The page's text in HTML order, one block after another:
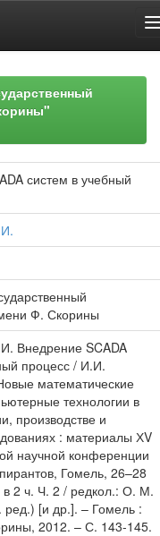
систем в учебный
Ф. Скорины
Внедрение SCADA
процесс / И.И.
математические
технологии в
производстве и
: материалы ХV
научной конференции
Гомель, 26–28
в 2 ч. Ч. 2 / редкол.: О. М.
ред.) [и др.]. – Гомель :
2012. – С. 143-145.